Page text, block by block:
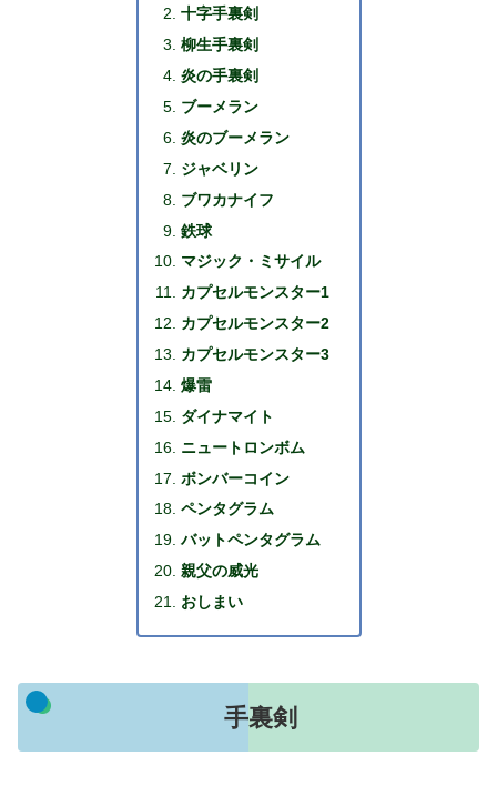
十字手裏剣
柳生手裏剣
炎の手裏剣
ブーメラン
炎のブーメラン
ジャベリン
ブワカナイフ
鉄球
マジック・ミサイル
カプセルモンスター1
カプセルモンスター2
カプセルモンスター3
爆雷
ダイナマイト
ニュートロンボム
ボンバーコイン
ペンタグラム
バットペンタグラム
親父の威光
おしまい
手裏剣